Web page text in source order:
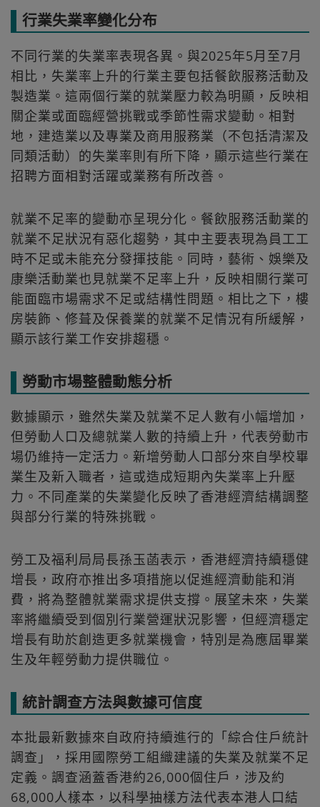
行業失業率變化分布
不同行業的失業率表現各異。與2025年5月至7月
相比，失業率上升的行業主要包括餐飲服務活動及
製造業。這兩個行業的就業壓力較為明顯，反映相
關企業或面臨經營挑戰或季節性需求變動。相對
地，建造業以及專業及商用服務業（不包括清潔及
同類活動）的失業率則有所下降，顯示這些行業在
招聘方面相對活躍或業務有所改善。
就業不足率的變動亦呈現分化。餐飲服務活動業的
就業不足狀況有惡化趨勢，其中主要表現為員工工
時不足或未能充分發揮技能。同時，藝術、娛樂及
康樂活動業也見就業不足率上升，反映相關行業可
能面臨市場需求不足或結構性問題。相比之下，樓
房裝飾、修葺及保養業的就業不足情況有所緩解，
顯示該行業工作安排趨穩。
勞動市場整體動態分析
數據顯示，雖然失業及就業不足人數有小幅增加，
但勞動人口及總就業人數的持續上升，代表勞動市
場仍維持一定活力。新增勞動人口部分來自學校畢
業生及新入職者，這或造成短期內失業率上升壓
力。不同產業的失業變化反映了香港經濟結構調整
與部分行業的特殊挑戰。
勞工及福利局局長孫玉菡表示，香港經濟持續穩健
增長，政府亦推出多項措施以促進經濟動能和消
費，將為整體就業需求提供支撐。展望未來，失業
率將繼續受到個別行業營運狀況影響，但經濟穩定
增長有助於創造更多就業機會，特別是為應屆畢業
生及年輕勞動力提供職位。
統計調查方法與數據可信度
本批最新數據來自政府持續進行的「綜合住戶統計
調查」，採用國際勞工組織建議的失業及就業不足
定義。調查涵蓋香港約26,000個住戶，涉及約
68,000人樣本，以科學抽樣方法代表本港人口結